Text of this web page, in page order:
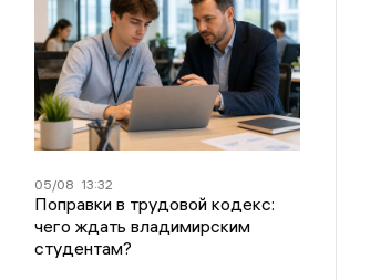
05/08 13:32
Поправки в трудовой кодекс:
чего ждать владимирским
студентам?